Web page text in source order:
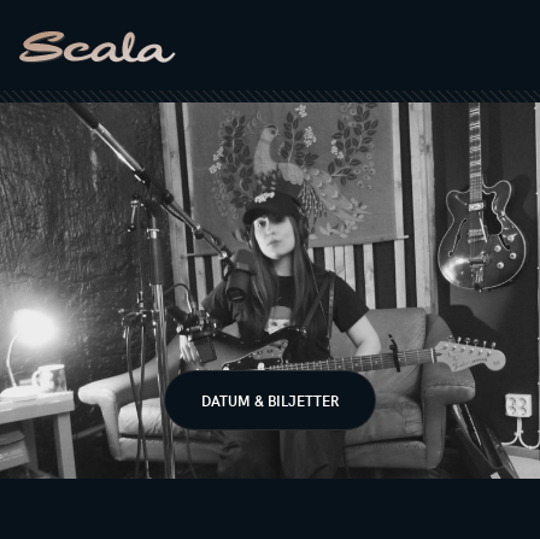
DATUM & BILJETTER